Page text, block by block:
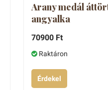
Arany medál
angyalka
70900 Ft
Raktáron
Érdekel